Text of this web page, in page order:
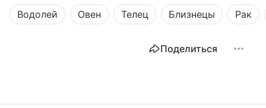
Водолей Овен Телец Близнецы Рак
Поделиться